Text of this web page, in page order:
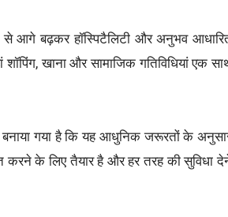
आगे बढ़कर हॉस्पिटैलिटी और अनुभव
खाना और सामाजिक गतिविधियां एक
गया है कि यह आधुनिक जरूरतों के
के लिए तैयार है और हर तरह की सुविधा